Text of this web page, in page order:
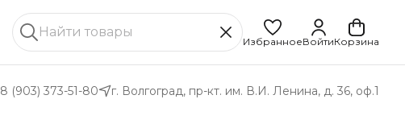
ИзбранноеВойтиКорзина
8 (903) 373-51-80 г. Волгоград, пр-кт. им. В.И. Ленина, д. 36, оф.1